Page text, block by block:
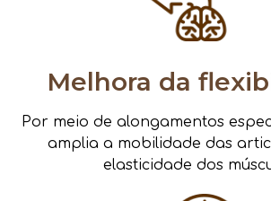
Melhora da
Por meio de alongamentos
amplia a mobilidade das
elasticidade dos